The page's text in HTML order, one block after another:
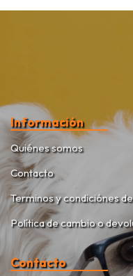
Información
Quiénes somos
Contacto
Terminos y condiciónes
Política de cambio o
Contacto